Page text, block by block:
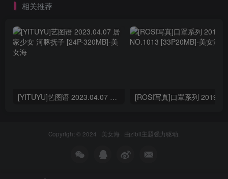
相关推荐
[YITUYU]艺图语 2023.04.07 居家少女 河豚抚子 [24P-320MB]
Copyright © 2024 · 美女海 · 由zibll主题强力驱动.